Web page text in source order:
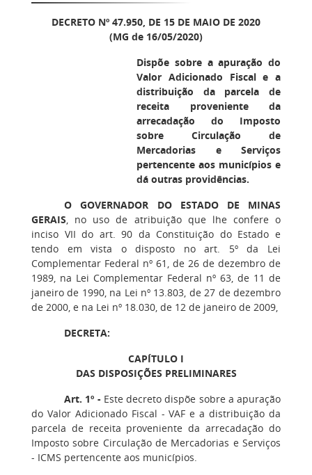
DECRETO Nº 47.950, DE 15 DE MAIO DE 2020
(MG de 16/05/2020)
Dispõe sobre a apuração do
Valor Adicionado Fiscal e a
distribuição da parcela de
receita proveniente da
arrecadação do Imposto
sobre Circulação de
Mercadorias e Serviços
pertencente aos municípios e
dá outras providências.
O GOVERNADOR DO ESTADO DE MINAS
GERAIS, no uso de atribuição que lhe confere o
inciso VII do art. 90 da Constituição do Estado e
tendo em vista o disposto no art. 5º da Lei
Complementar Federal nº 61, de 26 de dezembro de
1989, na Lei Complementar Federal nº 63, de 11 de
janeiro de 1990, na Lei nº 13.803, de 27 de dezembro
de 2000, e na Lei nº 18.030, de 12 de janeiro de 2009,
DECRETA:
CAPÍTULO I
DAS DISPOSIÇÕES PRELIMINARES
Art. 1º - Este decreto dispõe sobre a apuração
do Valor Adicionado Fiscal - VAF e a distribuição da
parcela de receita proveniente da arrecadação do
Imposto sobre Circulação de Mercadorias e Serviços
- ICMS pertencente aos municípios.